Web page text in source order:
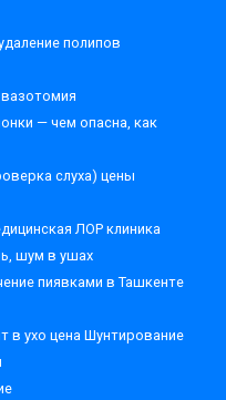
полипов
— чем опасна, как
слуха) цены
ЛОР клиника
шум в ушах
пиявками в Ташкенте
в ухо цена Шунтирование